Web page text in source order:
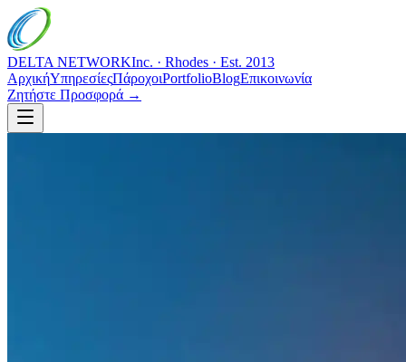
DELTA NETWORKInc. · Rhodes · Est. 2013
ΑρχικήΥπηρεσίεςΠάροχοιPortfolioBlogΕπικοινωνία
Ζητήστε Προσφορά →